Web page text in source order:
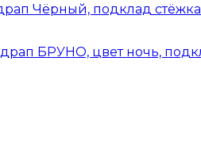
Чёрный, подклад стёжка